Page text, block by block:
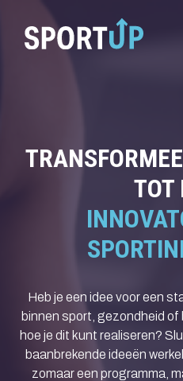
TOT
Heb je een idee voor een
binnen sport, gezondheid of
hoe je dit kunt realiseren?
baanbrekende ideeën
zomaar een programma,